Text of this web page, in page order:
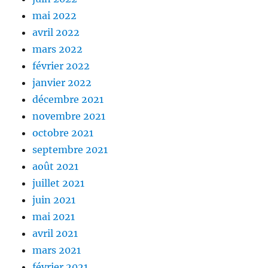
mai 2022
avril 2022
mars 2022
février 2022
janvier 2022
décembre 2021
novembre 2021
octobre 2021
septembre 2021
août 2021
juillet 2021
juin 2021
mai 2021
avril 2021
mars 2021